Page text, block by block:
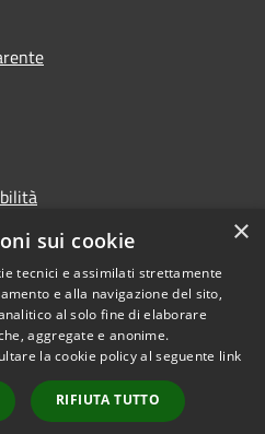
sito
Copyright © 2026 • Comune di
Scandiano • Powered by
Municipium•
Admin
access
×
sui cookie
tecnici e assimilati strettamente
e alla navigazione del sito,
al solo fine di elaborare
aggregate e anonime.
la cookie policy al seguente link
RIFIUTA TUTTO